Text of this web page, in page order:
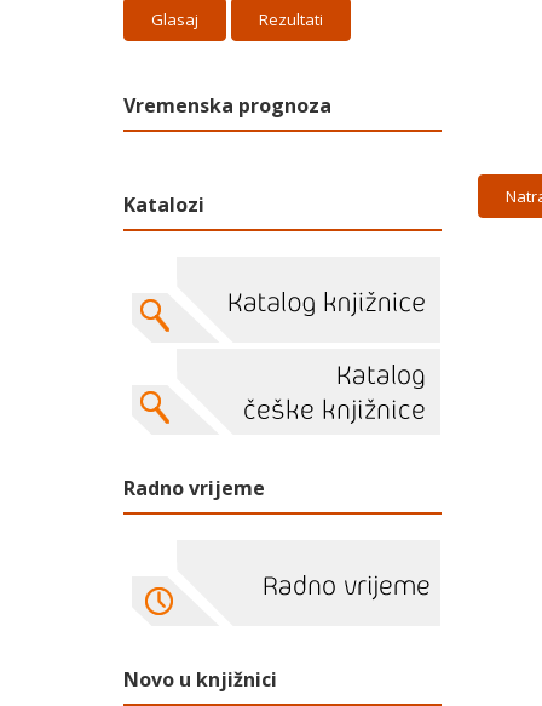
Rezultati
Vremenska prognoza
Katalozi
Radno vrijeme
Novo u knjižnici